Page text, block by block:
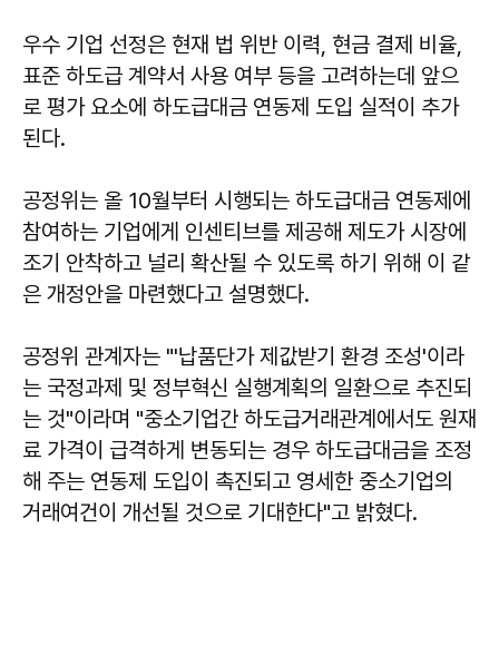
우수 기업 선정은 현재 법 위반 이력, 현금 결제 비율,
표준 하도급 계약서 사용 여부 등을 고려하는데 앞으
로 평가 요소에 하도급대금 연동제 도입 실적이 추가
된다.
공정위는 올 10월부터 시행되는 하도급대금 연동제에
참여하는 기업에게 인센티브를 제공해 제도가 시장에
조기 안착하고 널리 확산될 수 있도록 하기 위해 이 같
은 개정안을 마련했다고 설명했다.
공정위 관계자는 "'납품단가 제값받기 환경 조성'이라
는 국정과제 및 정부혁신 실행계획의 일환으로 추진되
는 것"이라며 "중소기업간 하도급거래관계에서도 원재
료 가격이 급격하게 변동되는 경우 하도급대금을 조정
해 주는 연동제 도입이 촉진되고 영세한 중소기업의
거래여건이 개선될 것으로 기대한다"고 밝혔다.